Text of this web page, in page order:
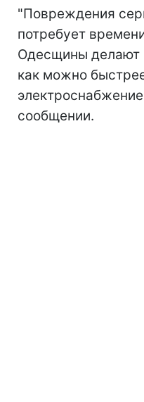
"Повреждения
потребует
Одесщины делают
как можно
сообщении.